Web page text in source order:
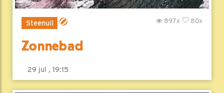
Steenuil 80x
897x
Zonnebad
29 jul , 19:15